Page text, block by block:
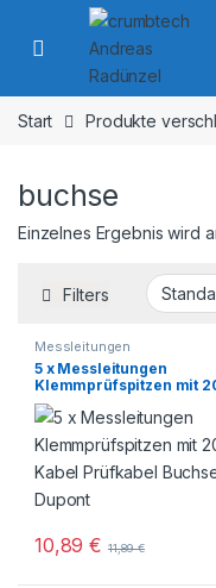
Skip to navigation
Skip to content
Start Produkte
buchse
Einzelnes Ergebnis wird
Filters
Messleitungen
5 x Messleitungen
Klemmprüfspitzen mit
Kabel Prüfkabel Buchse
Dupont
10,89€ 11,89€